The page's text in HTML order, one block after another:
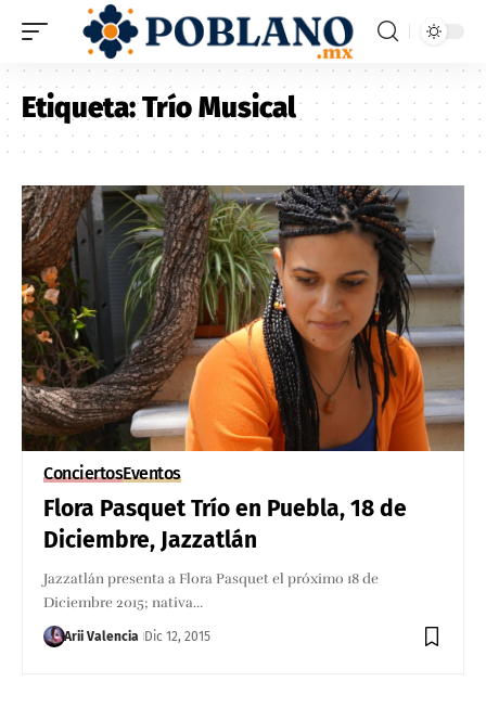
Etiqueta:Trío Musical
ConciertosEventos
Flora Pasquet Trío en Puebla, 18 de
Diciembre, Jazzatlán
Jazzatlán presenta a Flora Pasquet el próximo 18 de
Diciembre 2015; nativa…
Arii Valencia Dic 12, 2015